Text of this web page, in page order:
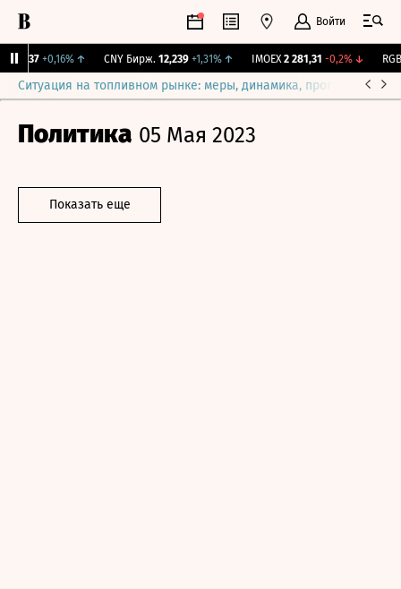
Войти
115,37 +0,16%↑ CNY Бирж. 12,239 +1,31% ↑ IMOEX 2 281,31 -0,2%↓
Ситуация на топливном рынке: меры, динамика, прогнозы
Политика 05 Мая 2023
Показать еще